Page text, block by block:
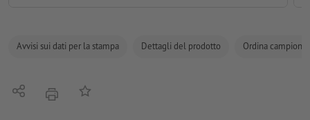
Avvisi sui dati per la stampa Dettagli del prodotto Ordina campione
Condividistamparealla lista preferiti